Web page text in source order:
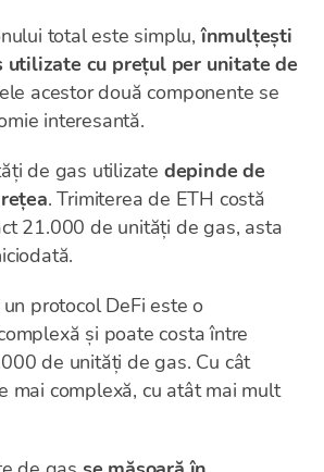
total este simplu,înmulțești
utilizate cu prețul per unitate de
acestor două componente se
interesantă.
de gas utilizate depinde de
. Trimiterea de ETH costă
21.000 de unități de gas, asta
protocol DeFi este o
și poate costa între
de unități de gas. Cu cât
mai complexă, cu atât mai mult